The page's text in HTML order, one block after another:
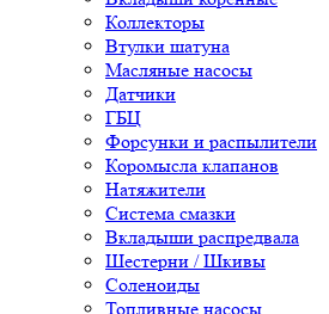
Коллекторы
Втулки шатуна
Масляные насосы
Датчики
ГБЦ
Форсунки и распылители
Коромысла клапанов
Натяжители
Система смазки
Вкладыши распредвала
Шестерни / Шкивы
Соленоиды
Топливные насосы